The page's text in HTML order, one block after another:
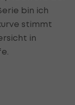
bin ich
stimmt
in